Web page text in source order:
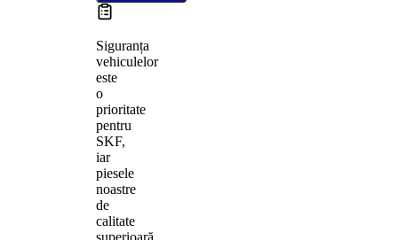
Siguranța
vehiculelor
este
o
prioritate
pentru
SKF,
iar
piesele
noastre
de
calitate
superioară